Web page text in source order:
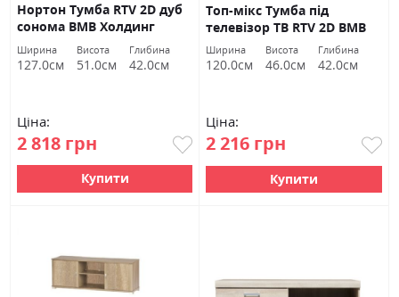
Нортон Тумба RTV 2D дуб
сонома ВМВ Холдинг
Ширина
127.0см
Висота
51.0см
Глибина
42.0см
Ціна:
2 818 грн
Купити
Топ-мікс Тумба під
телевізор TВ RTV 2D ВМВ
Холдинг
Ширина
120.0см
Висота
46.0см
Глибина
42.0см
Ціна:
2 216 грн
Купити